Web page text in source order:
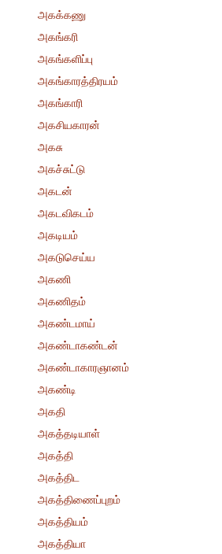
அகக்கணு
அகங்கரி
அகங்களிப்பு
அகங்காரத்திரயம்
அகங்காரி
அகசியகாரன்
அகசு
அகச்சுட்டு
அகடன்
அகடவிகடம்
அகடியம்
அகடுசெய்ய
அகணி
அகணிதம்
அகண்டமாய்
அகண்டாகண்டன்
அகண்டாகாரஞானம்
அகண்டி
அகதி
அகத்தடியாள்
அகத்தி
அகத்திட
அகத்திணைப்புறம்
அகத்தியம்
அகத்தியா